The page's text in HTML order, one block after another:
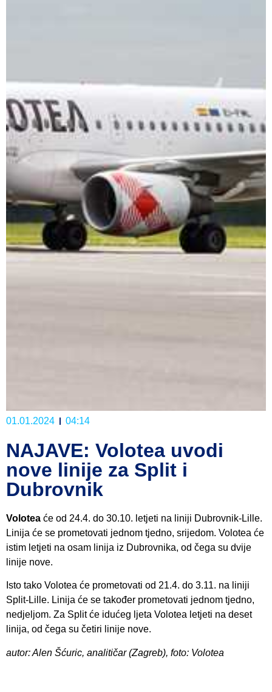
01.01.2024 04:14
NAJAVE: Volotea uvodi
nove linije za Split i
Dubrovnik
Volotea će od 24.4. do 30.10. letjeti na liniji Dubrovnik-Lille.
Linija će se prometovati jednom tjedno, srijedom. Volotea će
istim letjeti na osam linija iz Dubrovnika, od čega su dvije
linije nove.
Isto tako Volotea će prometovati od 21.4. do 3.11. na liniji
Split-Lille. Linija će se također prometovati jednom tjedno,
nedjeljom. Za Split će idućeg ljeta Volotea letjeti na deset
linija, od čega su četiri linije nove.
autor: Alen Šćuric, analitičar (Zagreb), foto: Volotea